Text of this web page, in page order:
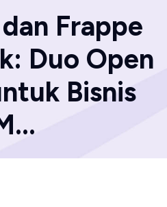
Frappe
Duo Open
Bisnis